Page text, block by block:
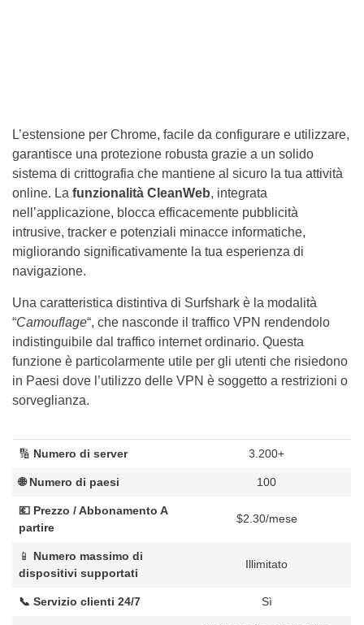
L’estensione per Chrome, facile da configurare e utilizzare,
garantisce una protezione robusta grazie a un solido
sistema di crittografia che mantiene al sicuro la tua attività
online. La funzionalità CleanWeb, integrata
nell’applicazione, blocca efficacemente pubblicità
intrusive, tracker e potenziali minacce informatiche,
migliorando significativamente la tua esperienza di
navigazione.
Una caratteristica distintiva di Surfshark è la modalità
“Camouflage“, che nasconde il traffico VPN rendendolo
indistinguibile dal traffico internet ordinario. Questa
funzione è particolarmente utile per gli utenti che risiedono
in Paesi dove l’utilizzo delle VPN è soggetto a restrizioni o
sorveglianza.
🔢 Numero di server 3.200+
🌐 Numero di paesi 100
💶 Prezzo / Abbonamento A
partire
$2.30/mese
📱 Numero massimo di
dispositivi supportati
Illimitato
📞 Servizio clienti 24/7 Sì